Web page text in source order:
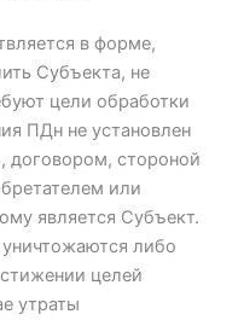
в форме,
Субъекта, не
цели обработки
ПДн не установлен
договором, стороной
или
является Субъект.
либо
целей
утраты